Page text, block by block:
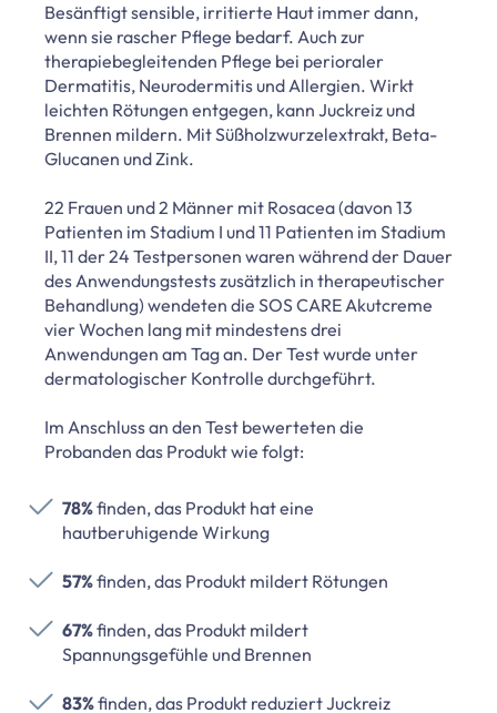
Besänftigt sensible, irritierte Haut immer dann,
wenn sie rascher Pflege bedarf. Auch zur
therapiebegleitenden Pflege bei perioraler
Dermatitis, Neurodermitis und Allergien. Wirkt
leichten Rötungen entgegen, kann Juckreiz und
Brennen mildern. Mit Süßholzwurzelextrakt, Beta-
Glucanen und Zink.
22 Frauen und 2 Männer mit Rosacea (davon 13
Patienten im Stadium I und 11 Patienten im Stadium
II, 11 der 24 Testpersonen waren während der Dauer
des Anwendungstests zusätzlich in therapeutischer
Behandlung) wendeten die SOS CARE Akutcreme
vier Wochen lang mit mindestens drei
Anwendungen am Tag an. Der Test wurde unter
dermatologischer Kontrolle durchgeführt.
Im Anschluss an den Test bewerteten die
Probanden das Produkt wie folgt:
78%finden, das Produkt hat eine
hautberuhigende Wirkung
57%finden, das Produkt mildert Rötungen
67%finden, das Produkt mildert
Spannungsgefühle und Brennen
83%finden, das Produkt reduziert Juckreiz